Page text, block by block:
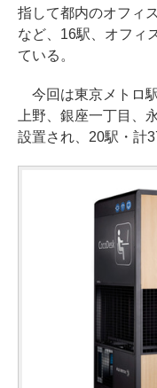
指して都内のオフィ
など、16駅、オフィ
ている。
今回は東京メトロ
上野、銀座一丁目、
設置され、20駅・計